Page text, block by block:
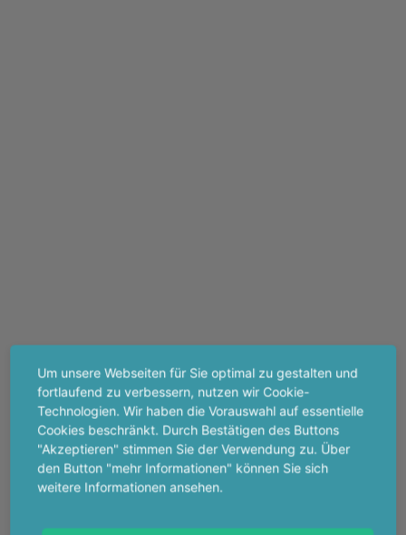
Um unsere Webseiten für Sie optimal zu gestalten und
fortlaufend zu verbessern, nutzen wir Cookie-
Technologien. Wir haben die Vorauswahl auf essentielle
Cookies beschränkt. Durch Bestätigen des Buttons
"Akzeptieren" stimmen Sie der Verwendung zu. Über
den Button "mehr Informationen" können Sie sich
weitere Informationen ansehen.